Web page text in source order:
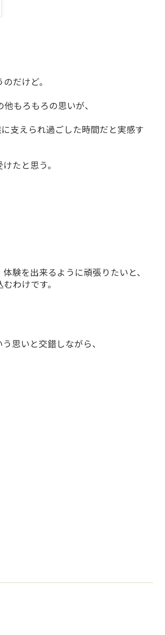
だけど。
もろもろの思いが、
支えられ過ごした時間だと実感す
たと思う。
験を出来るように頑張りたいと、
わけです。
思いと交錯しながら、